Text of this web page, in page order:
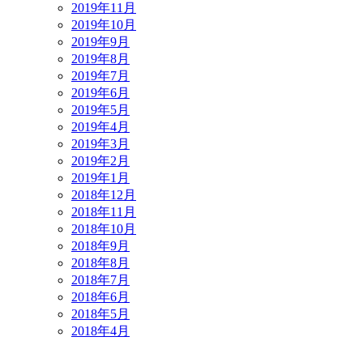
2019年11月
2019年10月
2019年9月
2019年8月
2019年7月
2019年6月
2019年5月
2019年4月
2019年3月
2019年2月
2019年1月
2018年12月
2018年11月
2018年10月
2018年9月
2018年8月
2018年7月
2018年6月
2018年5月
2018年4月